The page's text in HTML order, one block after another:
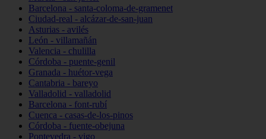
Barcelona - santa-coloma-de-gramenet
Ciudad-real - alcázar-de-san-juan
Asturias - avilés
León - villamañán
Valencia - chulilla
Córdoba - puente-genil
Granada - huétor-vega
Cantabria - bareyo
Valladolid - valladolid
Barcelona - font-rubí
Cuenca - casas-de-los-pinos
Córdoba - fuente-obejuna
Pontevedra - vigo